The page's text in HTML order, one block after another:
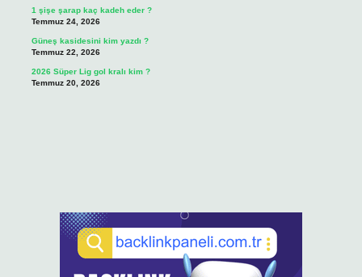
1 şişe şarap kaç kadeh eder ?
Temmuz 24, 2026
Güneş kasidesini kim yazdı ?
Temmuz 22, 2026
2026 Süper Lig gol kralı kim ?
Temmuz 20, 2026